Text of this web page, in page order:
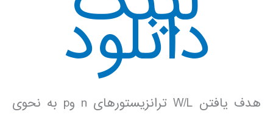
دانلود
هدف یافتن W/L ترانزیستورهای n وp به نحوی